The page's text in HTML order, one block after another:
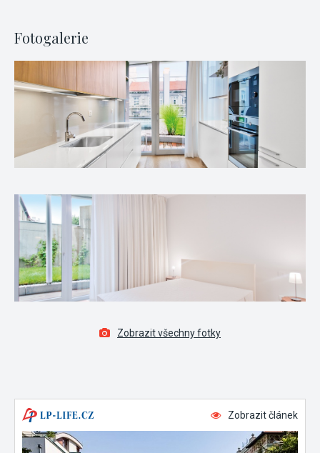
Fotogalerie
Zobrazit všechny fotky
Zobrazit článek